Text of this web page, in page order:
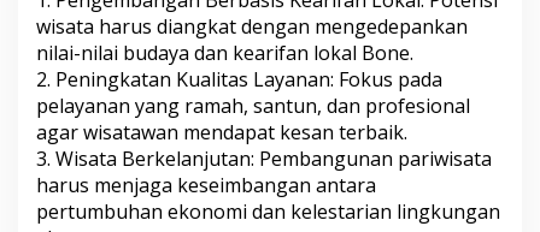
wisata harus diangkat dengan mengedepankan
nilai-nilai budaya dan kearifan lokal Bone.
2. Peningkatan Kualitas Layanan: Fokus pada
pelayanan yang ramah, santun, dan profesional
agar wisatawan mendapat kesan terbaik.
3. Wisata Berkelanjutan: Pembangunan pariwisata
harus menjaga keseimbangan antara
pertumbuhan ekonomi dan kelestarian lingkungan